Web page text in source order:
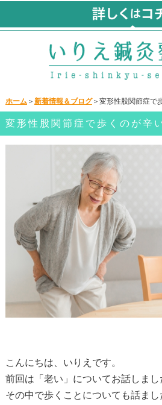
ホーム＞ 新着情報＆ブログ＞変形性股関節症で
変形性股関節症で歩くのが辛
こんにちは、いりえです。
前回は「老い」についてお話しまし
その中で歩くことについても話まし